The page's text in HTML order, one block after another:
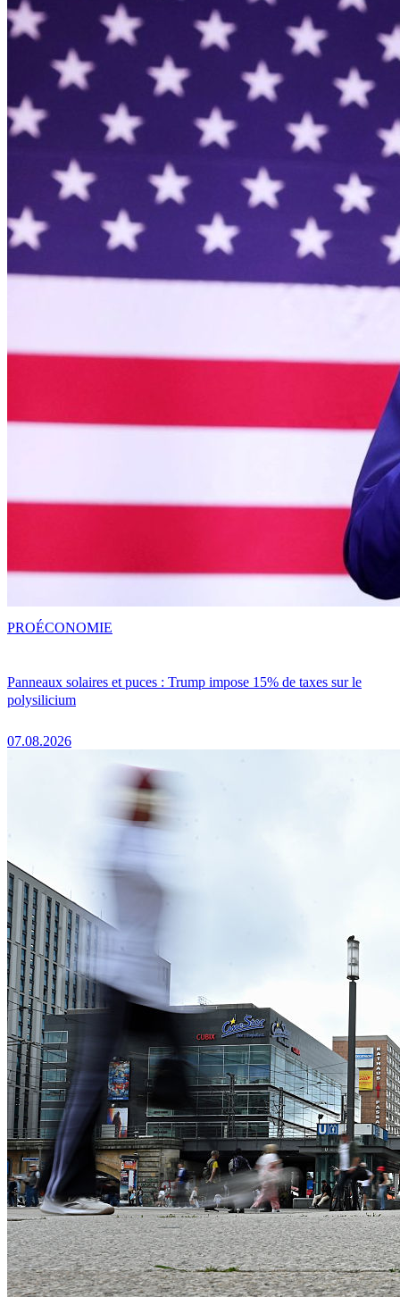
Panneaux solaires et puces : Trump impose 15% de taxes sur le
polysilicium
07.08.2026
PROÉCONOMIE